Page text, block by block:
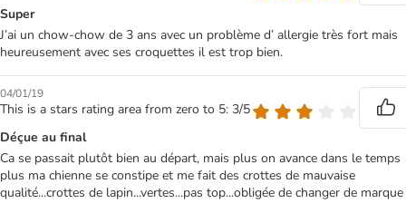
Super
J’ai un chow-chow de 3 ans avec un problème d’ allergie très fort mais
heureusement avec ses croquettes il est trop bien.
04/01/19
This is a stars rating area from zero to 5: 3/5
Déçue au final
Ca se passait plutôt bien au départ, mais plus on avance dans le temps
plus ma chienne se constipe et me fait des crottes de mauvaise
qualité...crottes de lapin...vertes...pas top...obligée de changer de marque